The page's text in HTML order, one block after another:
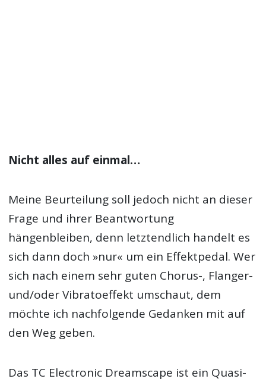
Nicht alles auf einmal…
Meine Beurteilung soll jedoch nicht an dieser
Frage und ihrer Beantwortung
hängenbleiben, denn letztendlich handelt es
sich dann doch »nur« um ein Effektpedal. Wer
sich nach einem sehr guten Chorus-, Flanger-
und/oder Vibratoeffekt umschaut, dem
möchte ich nachfolgende Gedanken mit auf
den Weg geben.
Das TC Electronic Dreamscape ist ein Quasi-